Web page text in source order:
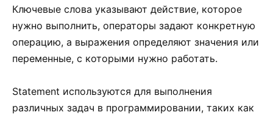
Ключевые слова указывают действие, которое
нужно выполнить, операторы задают конкретную
операцию, а выражения определяют значения или
переменные, с которыми нужно работать.
Statement используются для выполнения
различных задач в программировании, таких как